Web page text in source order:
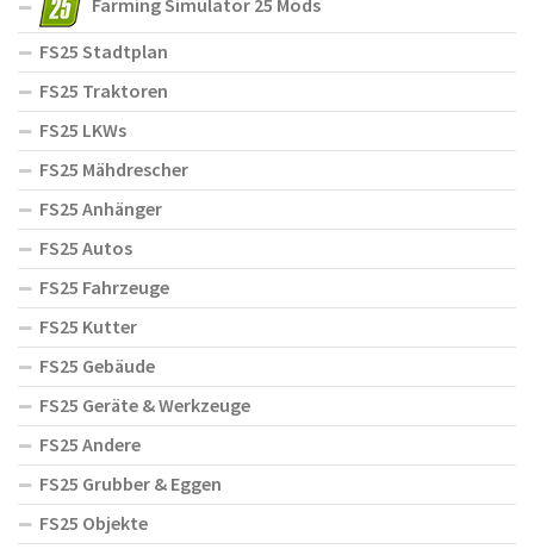
Farming Simulator 25 Mods
FS25 Stadtplan
FS25 Traktoren
FS25 LKWs
FS25 Mähdrescher
FS25 Anhänger
FS25 Autos
FS25 Fahrzeuge
FS25 Kutter
FS25 Gebäude
FS25 Geräte & Werkzeuge
FS25 Andere
FS25 Grubber & Eggen
FS25 Objekte